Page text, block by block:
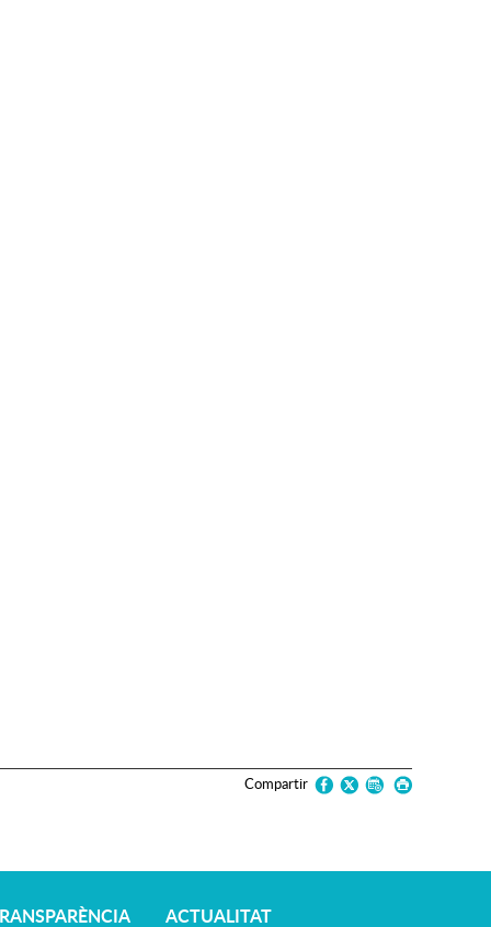
Compartir
ACTUALITAT